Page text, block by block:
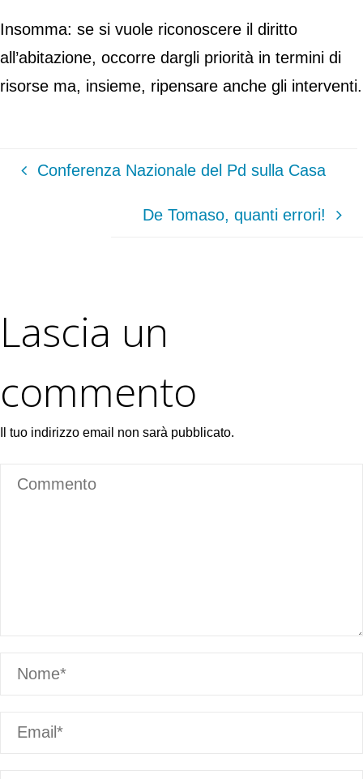
Insomma: se si vuole riconoscere il diritto
all’abitazione, occorre dargli priorità in termini di
risorse ma, insieme, ripensare anche gli interventi.
Conferenza Nazionale del Pd sulla Casa
De Tomaso, quanti errori!
Lascia un
commento
Il tuo indirizzo email non sarà pubblicato.